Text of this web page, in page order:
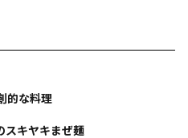
的な料理
スキヤキまぜ麺